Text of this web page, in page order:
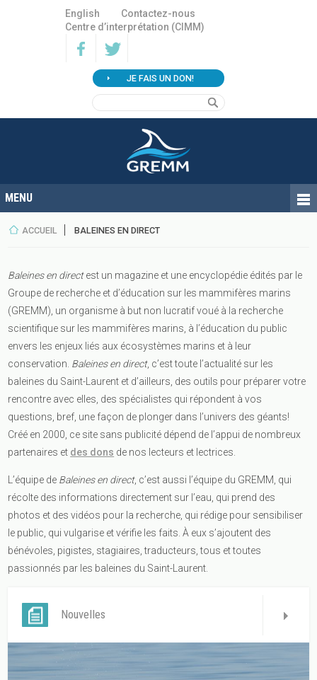
English
Contactez-nous
Centre d’interprétation (CIMM)
JE FAIS UN DON!
ACCUEIL BALEINES EN DIRECT
Baleines en directest un magazine et une encyclopédie édités par le
Groupe de recherche et d’éducation sur les mammifères marins
(GREMM), un organisme à but non lucratif voué à la recherche
scientifique sur les mammifères marins, à l’éducation du public
envers les enjeux liés aux écosystèmes marins et à leur
conservation. Baleines en direct, c’est toute l’actualité sur les
baleines du Saint-Laurent et d’ailleurs, des outils pour préparer votre
rencontre avec elles, des spécialistes qui répondent à vos
questions, bref, une façon de plonger dans l’univers des géants!
Créé en 2000, ce site sans publicité dépend de l’appui de nombreux
partenaires et des dons de nos lecteurs et lectrices.
L’équipe de Baleines en direct, c’est aussi l’équipe du GREMM, qui
récolte des informations directement sur l’eau, qui prend des
photos et des vidéos pour la recherche, qui rédige pour sensibiliser
le public, qui vulgarise et vérifie les faits. À eux s’ajoutent des
bénévoles, pigistes, stagiaires, traducteurs, tous et toutes
passionnés par les baleines du Saint-Laurent.
Nouvelles